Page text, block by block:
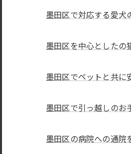
墨田区で対応する愛犬
墨田区を中心としたの
墨田区でペットと共に
墨田区で引っ越しのお
墨田区の病院への通院